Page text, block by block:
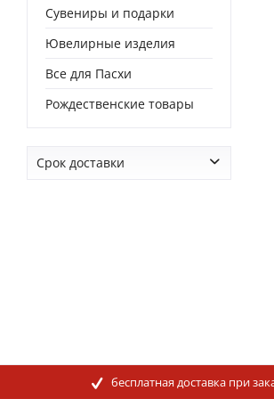
Сувениры и подарки
Ювелирные изделия
Все для Пасхи
Рождественские товары
Срок доставки
бесплатная доставка при